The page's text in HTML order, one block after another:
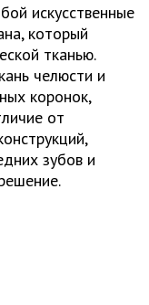
искусственные
который
тканью.
челюсти и
коронок,
от
зубов и